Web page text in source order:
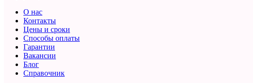
О нас
Контакты
Цены и сроки
Способы оплаты
Гарантии
Вакансии
Блог
Справочник